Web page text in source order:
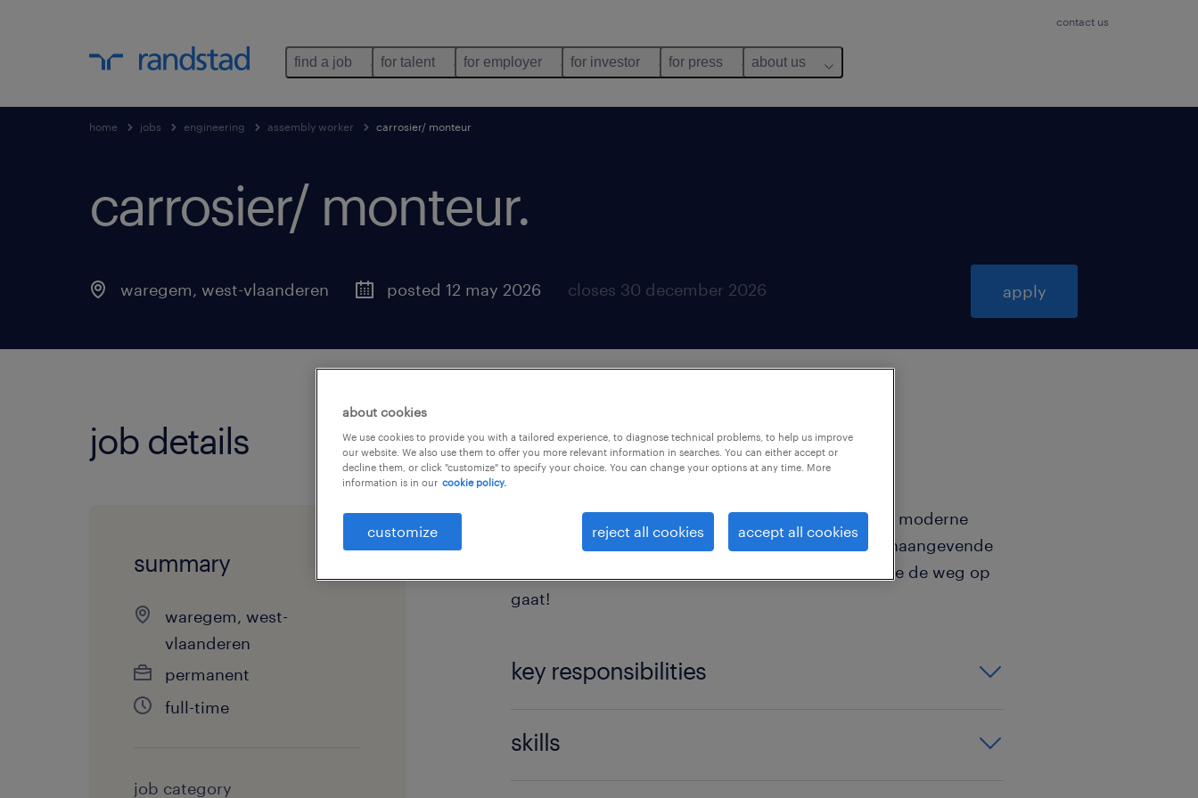
contact us
find a job for talent for employer for investor for press about us
home jobs engineering assembly worker carrosier/ monteur
carrosier/ monteur.
waregem, west-vlaanderen posted 12 may 2026 closes 30 december 2026 apply
job details
summary
waregem, west-
vlaanderen
permanent
full-time
job category
Ben je gepassioneerd door wagens en zoek je een moderne
werkplek in Waregem? Als carrossier bij deze toonaangevende
garage zorg je dat elk voertuig weer in topconditie de weg op
gaat!
key responsibilities
mechanische componenten met uiterste precisie
skills
about cookies
We use cookies to provide you with a tailored experience, to diagnose technical problems, to help us improve
our website. We also use them to offer you more relevant information in searches. You can either accept or
decline them, or click "customize" to specify your choice. You can change your options at any time. More
information is in our cookie policy.
customize reject all cookies accept all cookies